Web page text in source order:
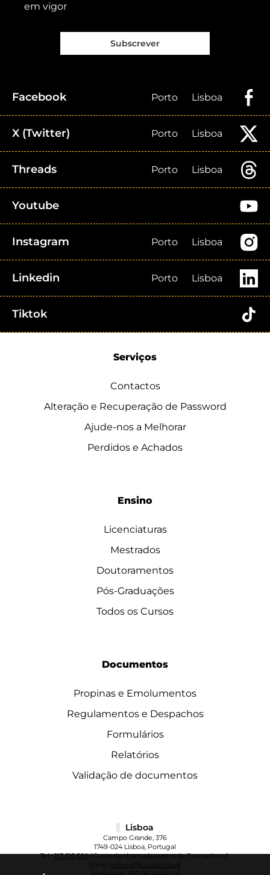
em vigor
Subscrever
Facebook Porto Lisboa
X (Twitter) Porto Lisboa
Threads Porto Lisboa
Youtube
Instagram Porto Lisboa
Linkedin Porto Lisboa
Tiktok
Serviços
Contactos
Alteração e Recuperação de Password
Ajude-nos a Melhorar
Perdidos e Achados
Ensino
Licenciaturas
Mestrados
Doutoramentos
Pós-Graduações
Todos os Cursos
Documentos
Propinas e Emolumentos
Regulamentos e Despachos
Formulários
Relatórios
Validação de documentos
Lisboa
Campo Grande, 376
1749-024 Lisboa, Portugal
Tel.:217 515 500(Custo da chamada para rede fixa nacional)
info.cul@ulusofona.pt